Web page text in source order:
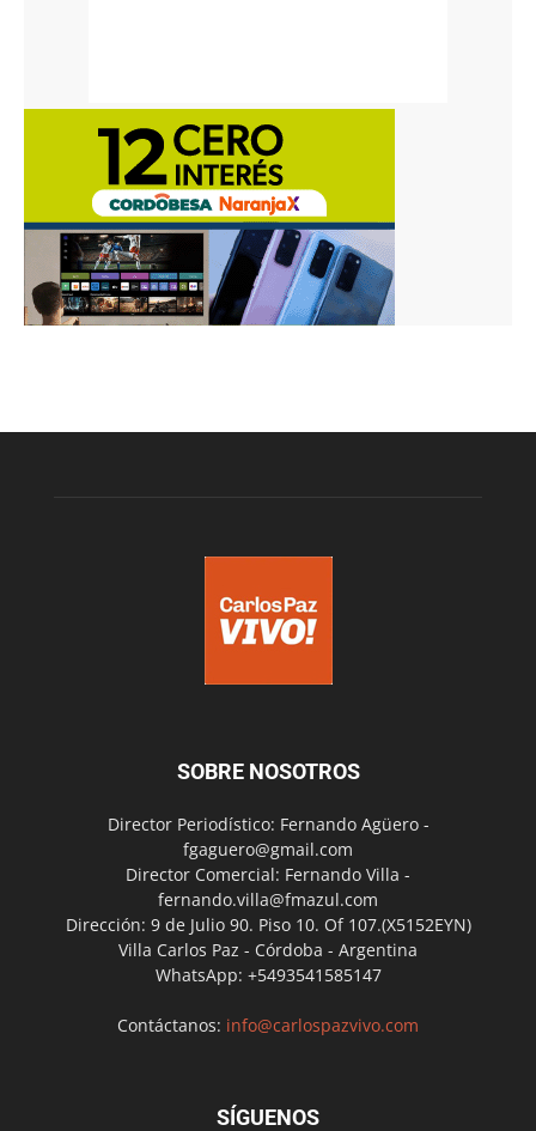
SOBRE NOSOTROS
Director Periodístico: Fernando Agüero -
fgaguero@gmail.com
Director Comercial: Fernando Villa -
fernando.villa@fmazul.com
Dirección: 9 de Julio 90. Piso 10. Of 107.(X5152EYN)
Villa Carlos Paz - Córdoba - Argentina
WhatsApp: +5493541585147
Contáctanos: info@carlospazvivo.com
SÍGUENOS